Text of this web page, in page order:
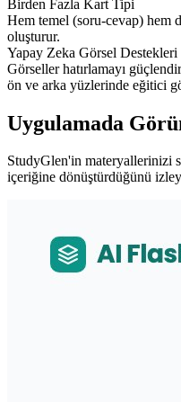
Birden Fazla Kart Tipi
Hem temel (soru-cevap) hem
oluşturur.
Yapay Zeka Görsel Destekleri
Görseller hatırlamayı
ön ve arka yüzlerinde eğitici
Uygulamada
StudyGlen'in materyallerinizi
içeriğine dönüştürdüğünü